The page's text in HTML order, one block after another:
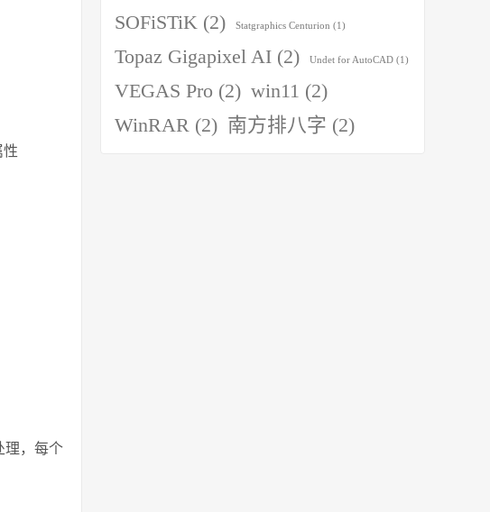
性
理，每个
SOFiSTiK (2) Statgraphics Centurion (1)
Topaz Gigapixel AI (2) Undet for AutoCAD (1)
VEGAS Pro (2) win11 (2)
WinRAR (2) 南方排八字 (2)